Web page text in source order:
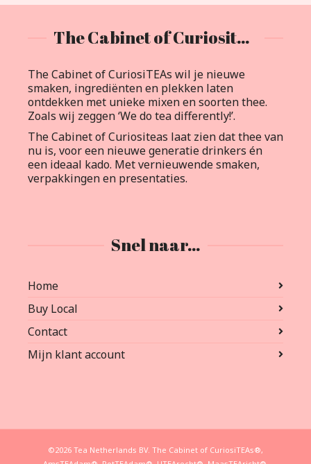
The Cabinet of Curiositeas
The Cabinet of CuriosiTEAs wil je nieuwe
smaken, ingrediënten en plekken laten
ontdekken met unieke mixen en soorten thee.
Zoals wij zeggen ‘We do tea differently!’.
The Cabinet of Curiositeas laat zien dat thee van
nu is, voor een nieuwe generatie drinkers én
een ideaal kado. Met vernieuwende smaken,
verpakkingen en presentaties.
Snel naar…
Home
Buy Local
Contact
Mijn klant account
©2026 Tea Netherlands BV. The Cabinet of CuriosiTEAs®,